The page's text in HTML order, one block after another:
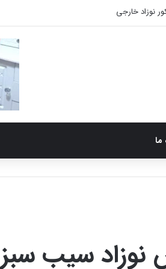
نوزاد خارجی
ما
سیب سبز